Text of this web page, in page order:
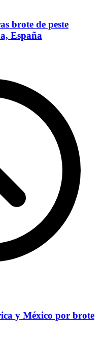
brote de peste
España
y México por brote